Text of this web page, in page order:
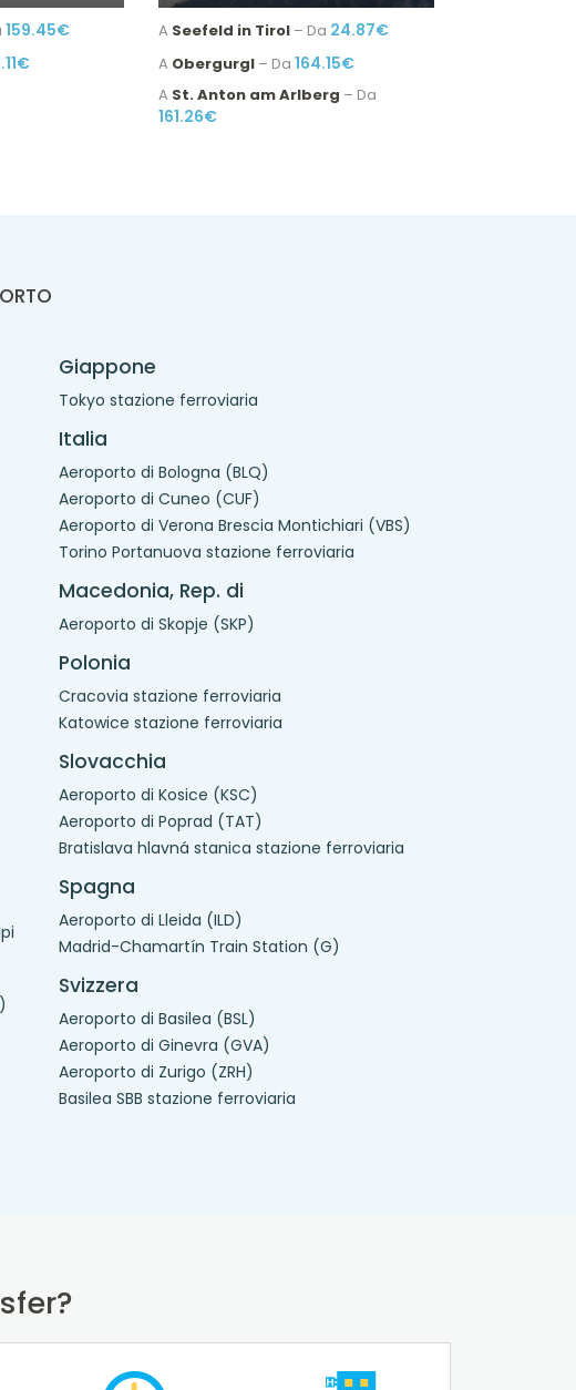
159.45€ A Seefeld in Tirol– Da 24.87€
A Obergurgl– Da 164.15€
A St. Anton am Arlberg – Da
161.26€
Giappone
Tokyo stazione ferroviaria
Italia
Aeroporto di Bologna (BLQ)
Aeroporto di Cuneo (CUF)
Aeroporto di Verona Brescia Montichiari (VBS)
Torino Portanuova stazione ferroviaria
Macedonia, Rep. di
Aeroporto di Skopje (SKP)
Polonia
Cracovia stazione ferroviaria
Katowice stazione ferroviaria
Slovacchia
Aeroporto di Kosice (KSC)
Aeroporto di Poprad (TAT)
Bratislava hlavná stanica stazione ferroviaria
Spagna
Aeroporto di Lleida (ILD)
Madrid-Chamartín Train Station (G)
Svizzera
Aeroporto di Basilea (BSL)
Aeroporto di Ginevra (GVA)
Aeroporto di Zurigo (ZRH)
Basilea SBB stazione ferroviaria